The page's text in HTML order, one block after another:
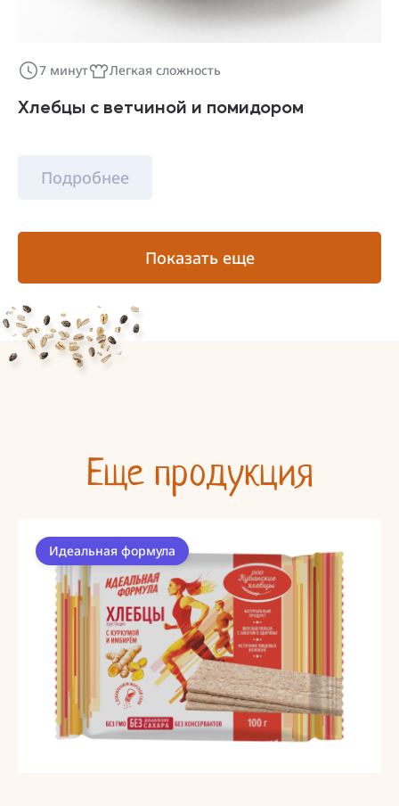
7 минут Легкая сложность
Хлебцы с ветчиной и помидором
Подробнее
Показать еще
Еще продукция
Идеальная формула